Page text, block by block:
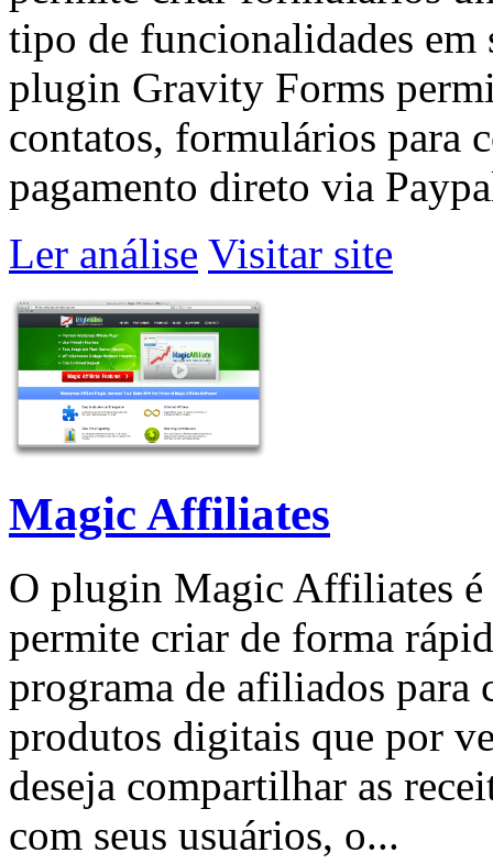
tipo de funcionalidades
plugin Gravity Forms
contatos, formulários para
pagamento direto via
Ler análise Visitar site
Magic Affiliates
O plugin Magic Affiliates é
permite criar de forma
programa de afiliados para
produtos digitais que por
deseja compartilhar as
com seus usuários, o...